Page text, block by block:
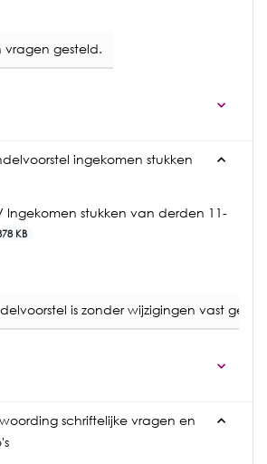
vragen gesteld.
ingekomen stukken
Ingekomen stukken van derden 11-
KB
is zonder wijzigingen vast
schriftelijke vragen en